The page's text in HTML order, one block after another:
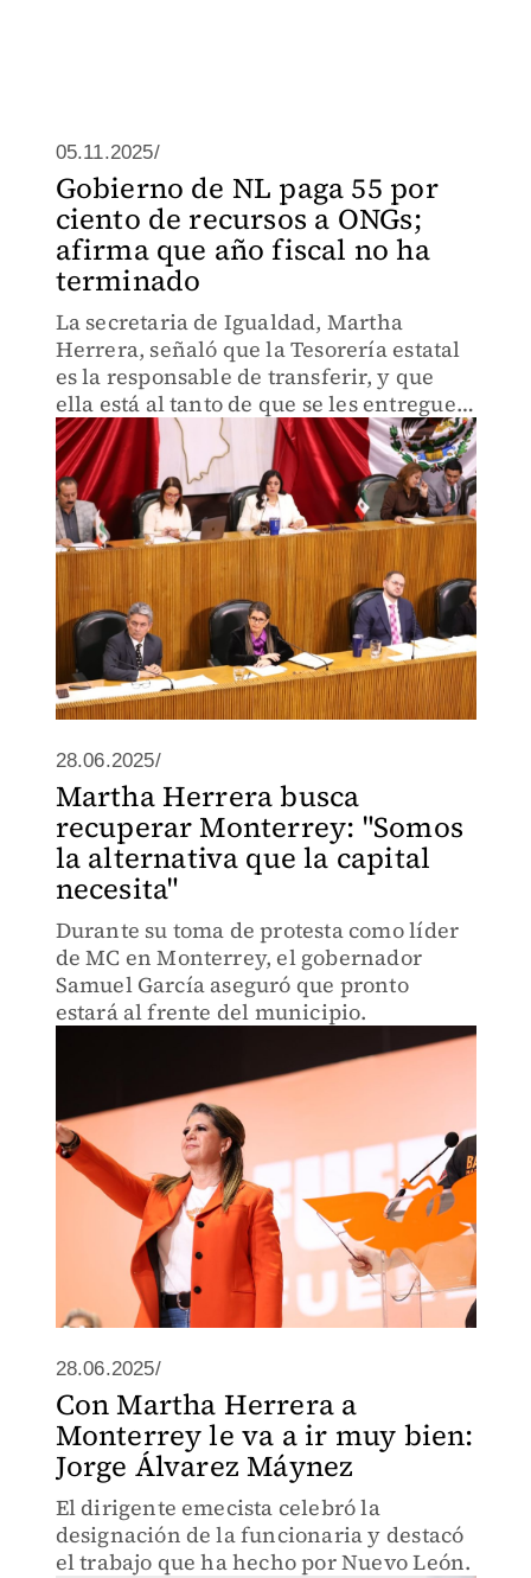
05.11.2025/
Gobierno de NL paga 55 por
ciento de recursos a ONGs;
afirma que año fiscal no ha
terminado
La secretaria de Igualdad, Martha
Herrera, señaló que la Tesorería estatal
es la responsable de transferir, y que
ella está al tanto de que se les entregue a
las organizaciones.
28.06.2025/
Martha Herrera busca
recuperar Monterrey: "Somos
la alternativa que la capital
necesita"
Durante su toma de protesta como líder
de MC en Monterrey, el gobernador
Samuel García aseguró que pronto
estará al frente del municipio.
28.06.2025/
Con Martha Herrera a
Monterrey le va a ir muy bien:
Jorge Álvarez Máynez
El dirigente emecista celebró la
designación de la funcionaria y destacó
el trabajo que ha hecho por Nuevo León.